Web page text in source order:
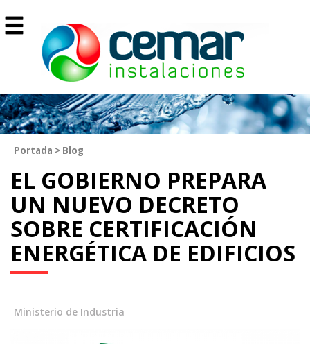
Portada > Blog
EL GOBIERNO PREPARA
UN NUEVO DECRETO
SOBRE CERTIFICACIÓN
ENERGÉTICA DE EDIFICIOS
Ministerio de Industria